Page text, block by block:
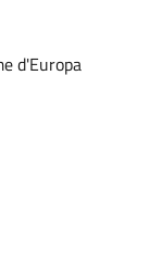
d'Europa